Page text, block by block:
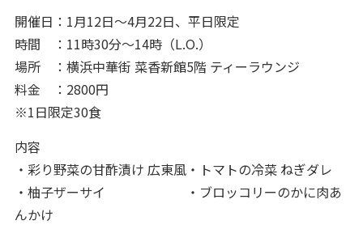
開催日：1月12日～4月22日、平日限定
時間 ：11時30分～14時（L.O.）
場所 ：横浜中華街 菜香新館5階 ティーラウンジ
料金 ：2800円
※1日限定30食
内容
・彩り野菜の甘酢漬け 広東風・トマトの冷菜 ねぎダレ
・柚子ザーサイ ・ブロッコリーのかに肉あ
んかけ